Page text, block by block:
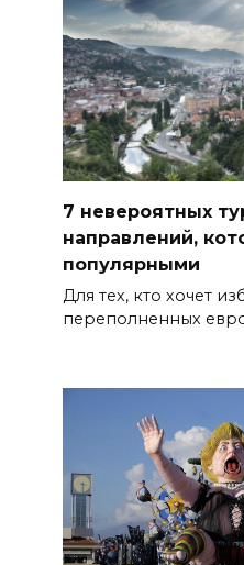
7 невероятных
направлений,
популярными
Для тех, кто хочет
переполненных